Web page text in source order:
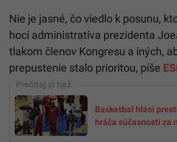
Nie je jasné, čo viedlo k posunu,
hoci administratíva prezidenta
tlakom členov Kongresu a iných,
prepustenie stalo prioritou, píše
Basketbal hlási
hráča súčasnosti za